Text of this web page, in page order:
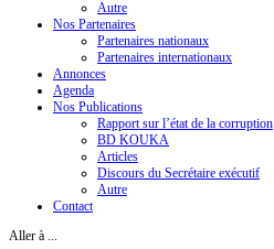
Autre
Nos Partenaires
Partenaires nationaux
Partenaires internationaux
Annonces
Agenda
Nos Publications
Rapport sur l’état de la corruption
BD KOUKA
Articles
Discours du Secrétaire exécutif
Autre
Contact
Aller à ...